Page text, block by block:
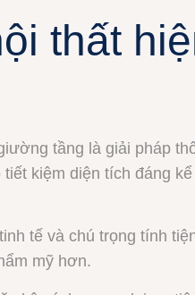
thất
tầng là giải pháp
kiệm diện tích đáng
tế và chú trọng tính
mỹ hơn.